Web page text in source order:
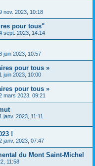
nov. 2023, 10:18
pour tous"
sept. 2023, 14:14
juin 2023, 10:57
pour tous »
juin 2023, 10:00
pour tous »
mars 2023, 09:21
janv. 2023, 11:11
!
janv. 2023, 07:47
du Mont Saint-Michel
11:58